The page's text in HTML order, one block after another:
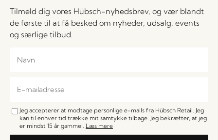
Tilmeld dig vores Hübsch-nyhedsbrev, og vær blandt
de første til at få besked om nyheder, udsalg, events
og særlige tilbud.
Jeg accepterer at modtage personlige e-mails fra Hübsch Retail. Jeg
kan til enhver tid trække mit samtykke tilbage. Jeg bekræfter, at jeg
er mindst 15 år gammel. Læs mere